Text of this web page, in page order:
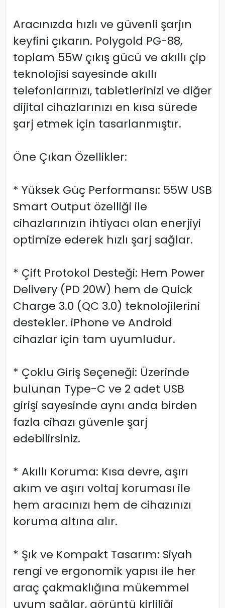
Aracınızda hızlı ve güvenli şarjın
keyfini çıkarın. Polygold PG-88,
toplam 55W çıkış gücü ve akıllı çip
teknolojisi sayesinde akıllı
telefonlarınızı, tabletlerinizi ve diğer
dijital cihazlarınızı en kısa sürede
şarj etmek için tasarlanmıştır.
Öne Çıkan Özellikler:
* Yüksek Güç Performansı: 55W USB
Smart Output özelliği ile
cihazlarınızın ihtiyacı olan enerjiyi
optimize ederek hızlı şarj sağlar.
* Çift Protokol Desteği: Hem Power
Delivery (PD 20W) hem de Quick
Charge 3.0 (QC 3.0) teknolojilerini
destekler. iPhone ve Android
cihazlar için tam uyumludur.
* Çoklu Giriş Seçeneği: Üzerinde
bulunan Type-C ve 2 adet USB
girişi sayesinde aynı anda birden
fazla cihazı güvenle şarj
edebilirsiniz.
* Akıllı Koruma: Kısa devre, aşırı
akım ve aşırı voltaj koruması ile
hem aracınızı hem de cihazınızı
koruma altına alır.
* Şık ve Kompakt Tasarım: Siyah
rengi ve ergonomik yapısı ile her
araç çakmaklığına mükemmel
uyum sağlar, görüntü kirliliği